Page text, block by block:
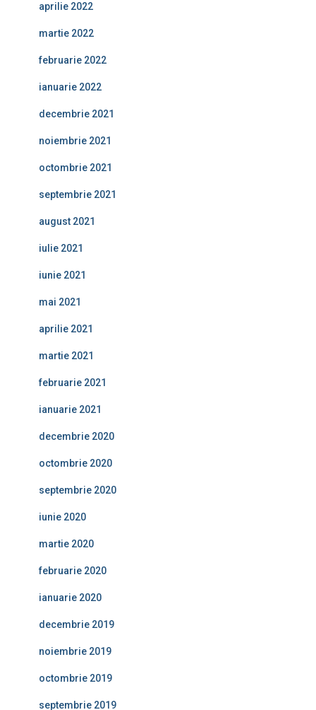
aprilie 2022
martie 2022
februarie 2022
ianuarie 2022
decembrie 2021
noiembrie 2021
octombrie 2021
septembrie 2021
august 2021
iulie 2021
iunie 2021
mai 2021
aprilie 2021
martie 2021
februarie 2021
ianuarie 2021
decembrie 2020
octombrie 2020
septembrie 2020
iunie 2020
martie 2020
februarie 2020
ianuarie 2020
decembrie 2019
noiembrie 2019
octombrie 2019
septembrie 2019